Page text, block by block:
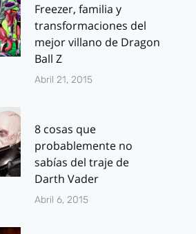
Freezer, familia y
transformaciones del
mejor villano de Dragon
Ball Z
Abril 21, 2015
8 cosas que
probablemente no
sabías del traje de
Darth Vader
Abril 6, 2015